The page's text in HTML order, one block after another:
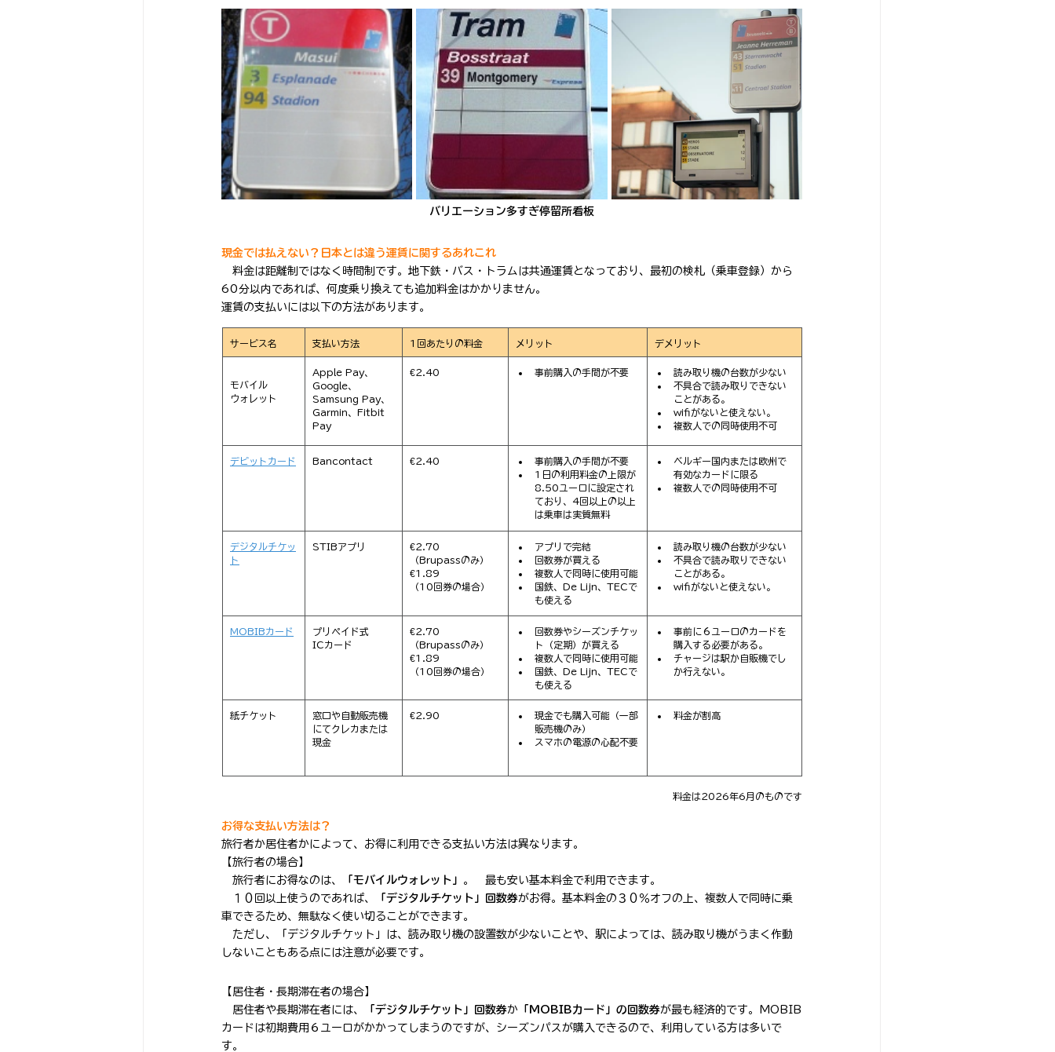
バリエーション多すぎ停留所看板
現金では払えない？日本とは違う運賃に関するあれこれ
料金は距離制ではなく時間制です。地下鉄・バス・トラムは共通運賃となっており、最初の検札（乗車登録）から
60分以内であれば、何度乗り換えても追加料金はかかりません。
運賃の支払いには以下の方法があります。
サービス名 支払い方法 1回あたりの料金 メリット デメリット
モバイル
ウォレット
Apple Pay、
Google、
Samsung Pay、
Garmin、Fitbit
Pay
€2.40 事前購入の手間が不要
読み取り機の台数が少ない
不具合で読み取りできない
ことがある。
wifiがないと使えない。
複数人での同時使用不可
デビットカード Bancontact €2.40
事前購入の手間が不要
1日の利用料金の上限が
8.50ユーロに設定され
ており、4回以上の以上
は乗車は実質無料
ベルギー国内または欧州で
有効なカードに限る
複数人での同時使用不可
デジタルチケッ
ト
STIBアプリ
€2.70
（Brupassのみ）
€1.89
（10回券の場合）
アプリで完結
回数券が買える
複数人で同時に使用可能
国鉄、De Lijn、TECで
も使える
読み取り機の台数が少ない
不具合で読み取りできない
ことがある。
wifiがないと使えない。
MOBIBカード
プリペイド式
ICカード
€2.70
（Brupassのみ）
€1.89
（10回券の場合）
回数券やシーズンチケッ
ト（定期）が買える
複数人で同時に使用可能
国鉄、De Lijn、TECで
も使える
事前に６ユーロのカードを
購入する必要がある。
チャージは駅か自販機でし
か行えない。
紙チケット
窓口や自動販売機
にてクレカまたは
現金
€2.90
現金でも購入可能（一部
販売機のみ）
スマホの電源の心配不要
料金が割高
料金は2026年6月のものです
お得な支払い方法は？
旅行者か居住者かによって、お得に利用できる支払い方法は異なります。
【旅行者の場合】
旅行者にお得なのは、
「モバイルウォレット」 。　最も安い基本料金で利用できます。
１０回以上使うのであれば、
「デジタルチケット」回数券がお得。基本料金の３０％オフの上、複数人で同時に乗
車できるため、無駄なく使い切ることができます。
ただし、「デジタルチケット」は、読み取り機の設置数が少ないことや、駅によっては、読み取り機がうまく作動
しないこともある点には注意が必要です。
【居住者・長期滞在者の場合】
居住者や長期滞在者には、
「デジタルチケット」回数券か 「MOBIBカード」の回数券が最も経済的です。MOBIB
カードは初期費用６ユーロがかかってしまうのですが、シーズンパスが購入できるので、利用している方は多いで
す。